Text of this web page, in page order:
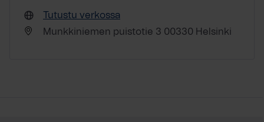
Tutustu verkossa
Munkkiniemen puistotie 3 00330 Helsinki